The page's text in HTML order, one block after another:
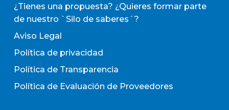
¿Tienes una propuesta? ¿Quieres formar parte
de nuestro `Silo de saberes´?
Aviso Legal
Política de privacidad
Política de Transparencia
Política de Evaluación de Proveedores